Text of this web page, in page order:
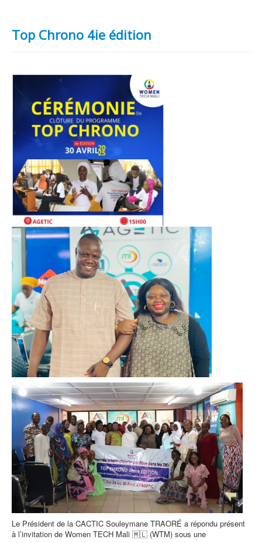
Top Chrono 4ie édition
Le Président de la CACTIC Souleymane TRAORÉ a répondu présent
à l’invitation de Women TECH Mali 🇲🇱 (WTM) sous une